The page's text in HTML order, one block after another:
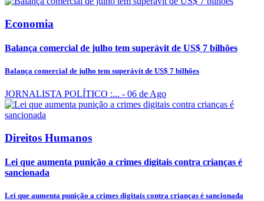
Economia
Balança comercial de julho tem superávit de US$ 7 bilhões
Balança comercial de julho tem superávit de US$ 7 bilhões
JORNALISTA POLÍTICO :... - 06 de Ago
Direitos Humanos
Lei que aumenta punição a crimes digitais contra crianças é
sancionada
Lei que aumenta punição a crimes digitais contra crianças é sancionada